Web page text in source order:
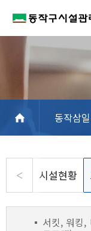
시설현황
서킷, 워킹,
동작삼